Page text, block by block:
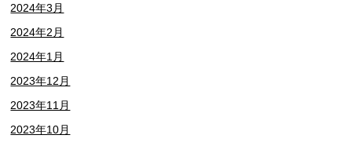
2024年3月
2024年2月
2024年1月
2023年12月
2023年11月
2023年10月